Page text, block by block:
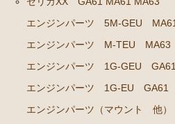
ト ホース など）
ーズシリンダー オーバーホ
燃料パーツ（ポンプ フィ
エンジンパーツ 5M-GEU MA61
エンジンパーツ M-TEU MA63
エンジンパーツ 1G-GEU GA61
エンジンパーツ 1G-EU GA61
エンジンパーツ（マウント 他）